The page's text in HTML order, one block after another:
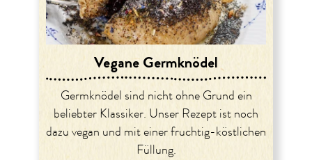
Vegane Germknödel
Germknödel sind nicht ohne Grund ein
beliebter Klassiker. Unser Rezept ist noch
dazu vegan und mit einer fruchtig-köstlichen
Füllung.